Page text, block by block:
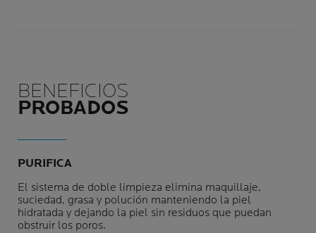
BENEFICIOS
PROBADOS
PURIFICA
El sistema de doble limpieza elimina maquillaje,
suciedad, grasa y polución manteniendo la piel
hidratada y dejando la piel sin residuos que puedan
obstruir los poros.